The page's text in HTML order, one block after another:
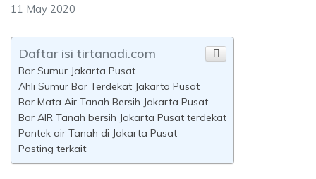
11 May 2020
Daftar isi tirtanadi.com
Bor Sumur Jakarta Pusat
Ahli Sumur Bor Terdekat Jakarta Pusat
Bor Mata Air Tanah Bersih Jakarta Pusat
Bor AIR Tanah bersih Jakarta Pusat terdekat
Pantek air Tanah di Jakarta Pusat
Posting terkait: